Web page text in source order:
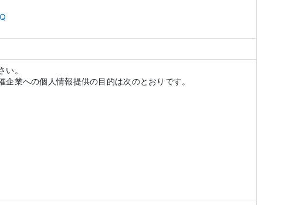
。
業への個人情報提供の目的は次のとおりです。